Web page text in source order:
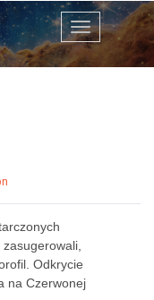
Menu
Odkrycie
na Czerwonej